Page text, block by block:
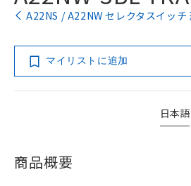
A22NS / A22NW セレクタスイッチ
マイリストに追加
日本語
商品概要